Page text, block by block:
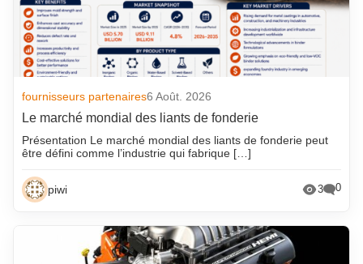
fournisseurs partenaires6 Août. 2026
Le marché mondial des liants de fonderie
Présentation Le marché mondial des liants de fonderie peut
être défini comme l’industrie qui fabrique […]
piwi 3 0